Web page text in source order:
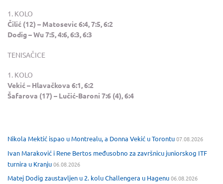
1. KOLO
Čilić (12) – Matosevic 6:4, 7:5, 6:2
Dodig – Wu 7:5, 4:6, 6:3, 6:3
TENISAČICE
1. KOLO
Vekić – Hlavačkova 6:1, 6:2
Šafarova (17) – Lučić-Baroni 7:6 (4), 6:4
Nikola Mektić ispao u Montrealu, a Donna Vekić u Torontu07.08.2026
Ivan Maraković i Rene Bertos međusobno za završnicu juniorskog ITF
turnira u Kranju06.08.2026
Matej Dodig zaustavljen u 2. kolu Challengera u Hagenu06.08.2026